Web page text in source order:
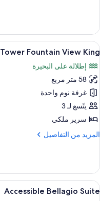
Resort
Tower
King
استعراض
جميع
صور
Tower
Fountain
View
King
5
Tower Fountain View King
إطلالة على البحيرة
58 متر مربع
غرفة نوم واحدة
يتّسع لـ 3
سرير ملكي
المزيد من التفاصيل
المزيد
Tower
Fountain
View
استعراض
جميع
4
Accessible Bellagio Suite